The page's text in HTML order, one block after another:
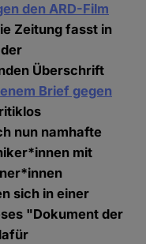
den ARD-Film
Zeitung fasst in
Überschrift
Brief gegen
nun namhafte
mit
sich in einer
"Dokument der